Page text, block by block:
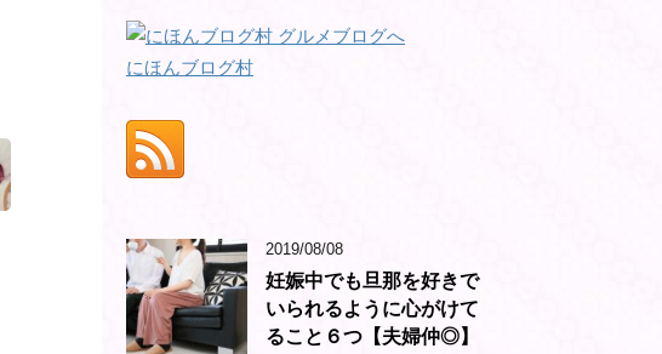
にほんブログ村
2019/08/08
妊娠中でも旦那を好きで
いられるように心がけて
ること６つ【夫婦仲◎】